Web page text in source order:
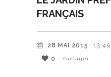
FRANÇAIS
28 MAI 2015 13:49
0
Partager